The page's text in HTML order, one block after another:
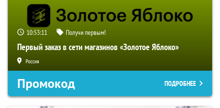
10:53:10 Получи первым!
Первый заказ в сети магазинов «Золотое Яблоко»
Россия
Промокод ПОДРОБНЕЕ